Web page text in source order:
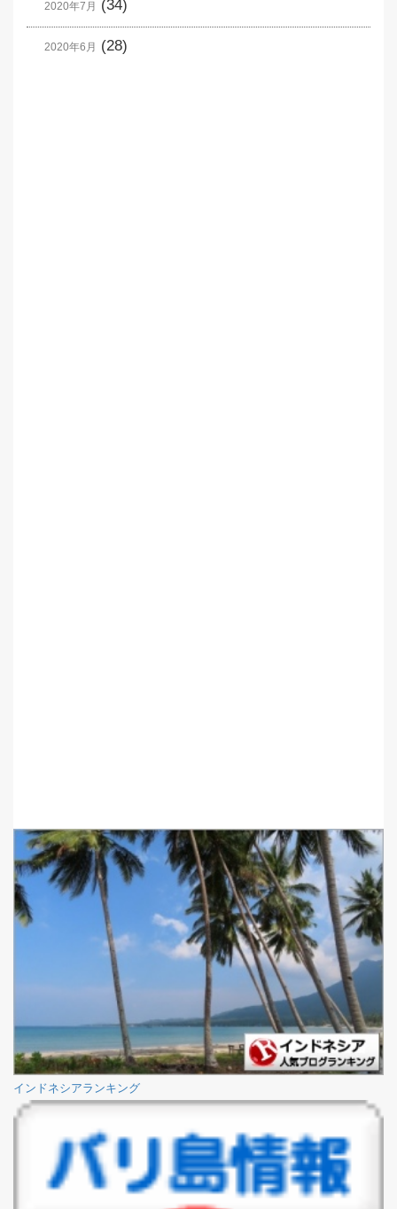
2020年7月 (34)
2020年6月 (28)
インドネシアランキング